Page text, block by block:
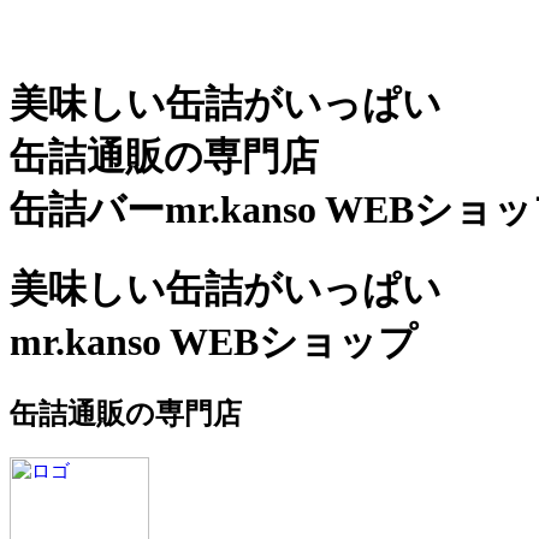
美味しい缶詰がいっぱい
缶詰通販の専門店
缶詰バーmr.kanso WEBショ
美味しい缶詰がいっぱい
mr.kanso WEBショップ
缶詰通販の専門店